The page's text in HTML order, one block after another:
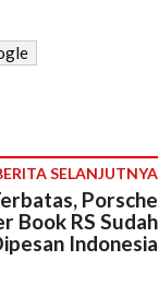
SELANJUTNYA
Porsche
Book RS Sudah
Indonesia